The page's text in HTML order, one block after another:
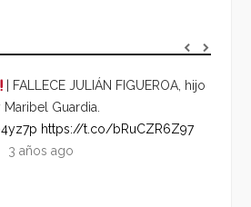
| FALLECE JULIÁN FIGUEROA, hijo
Guardia.
https://t.co/bRuCZR6Z97
3 años ago